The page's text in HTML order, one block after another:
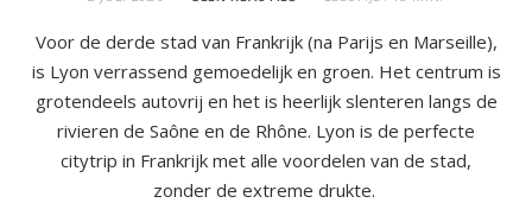
Voor de derde stad van Frankrijk (na Parijs en Marseille),
is Lyon verrassend gemoedelijk en groen. Het centrum is
grotendeels autovrij en het is heerlijk slenteren langs de
rivieren de Saône en de Rhône. Lyon is de perfecte
citytrip in Frankrijk met alle voordelen van de stad,
zonder de extreme drukte.